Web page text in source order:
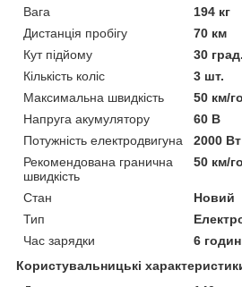
Вага
194 кг
Дистанція пробігу
70 км
Кут підйому
30 град.
Кількість коліс
3 шт.
Максимальна швидкість
50 км/
Напруга акумулятору
60 В
Потужність електродвигуна
2000 Вт
Рекомендована гранична
швидкість
50 км/
Стан
Новий
Тип
Час зарядки
6 годин
Користувальницькі